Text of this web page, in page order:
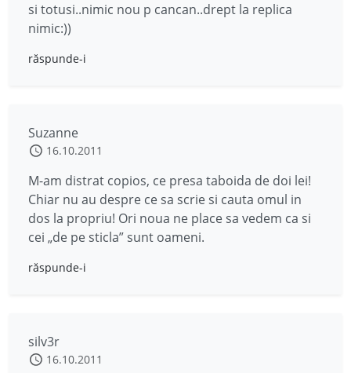
si totusi..nimic nou p cancan..drept la replica
nimic:))
răspunde-i
Suzanne
16.10.2011
M-am distrat copios, ce presa taboida de doi lei!
Chiar nu au despre ce sa scrie si cauta omul in
dos la propriu! Ori noua ne place sa vedem ca si
cei „de pe sticla” sunt oameni.
răspunde-i
silv3r
16.10.2011